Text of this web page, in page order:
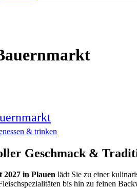
essen & trinken
Geschmack &
in Plauen lädt Sie zu einer
bis hin zu feinen